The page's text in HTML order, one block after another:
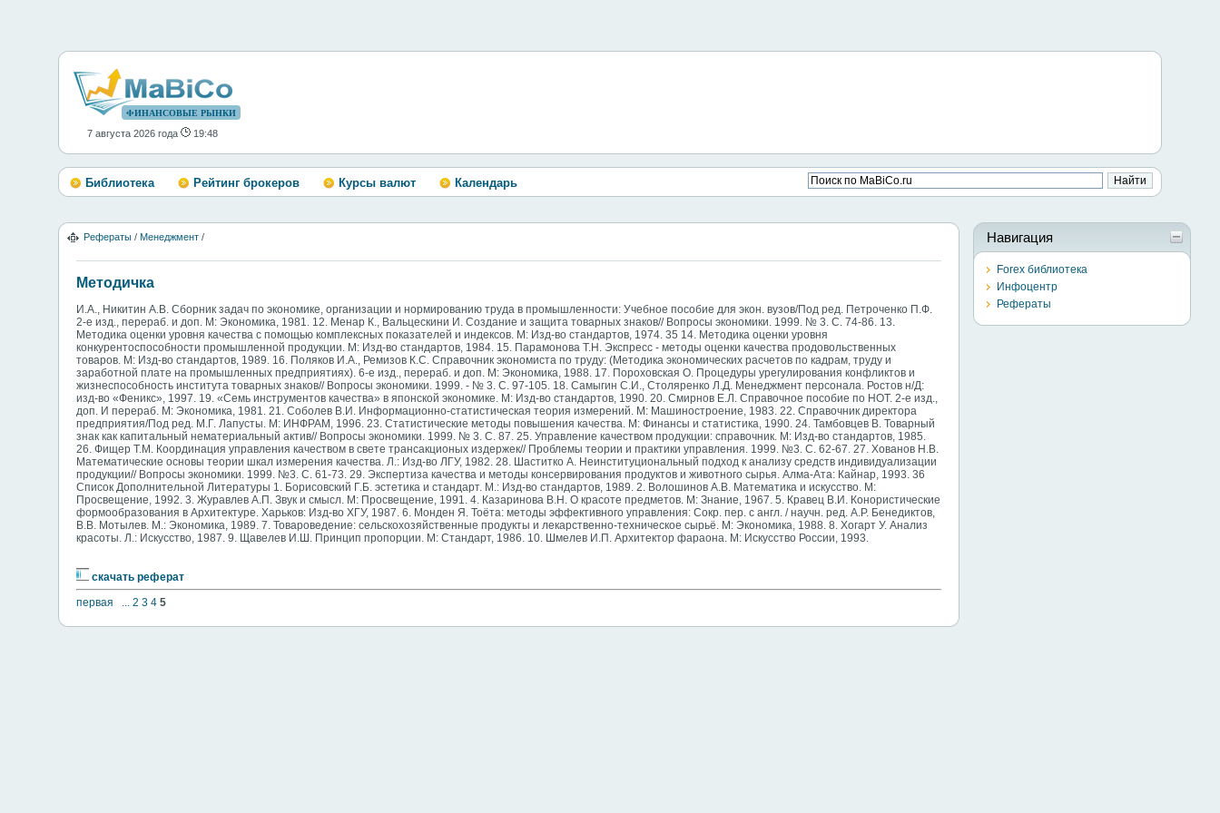
ФИНАНСОВЫЕ РЫНКИ
7 августа 2026 года 19:48
Библиотека Рейтинг брокеров Курсы валют Календарь
Рефераты / Менеджмент /
Методичка
И.А., Никитин А.В. Сборник задач по экономике, организации и нормированию труда в промышленности: Учебное пособие для экон. вузов/Под ред. Петроченко П.Ф.
2-е изд., перераб. и доп. М: Экономика, 1981. 12. Менар К., Вальцескини И. Создание и защита товарных знаков// Вопросы экономики. 1999. № 3. С. 74-86. 13.
Методика оценки уровня качества с помощью комплексных показателей и индексов. М: Изд-во стандартов, 1974. 35 14. Методика оценки уровня
конкурентоспособности промышленной продукции. М: Изд-во стандартов, 1984. 15. Парамонова Т.Н. Экспресс - методы оценки качества продовольственных
товаров. М: Изд-во стандартов, 1989. 16. Поляков И.А., Ремизов К.С. Справочник экономиста по труду: (Методика экономических расчетов по кадрам, труду и
заработной плате на промышленных предприятиях). 6-е изд., перераб. и доп. М: Экономика, 1988. 17. Пороховская О. Процедуры урегулирования конфликтов и
жизнеспособность института товарных знаков// Вопросы экономики. 1999. - № 3. С. 97-105. 18. Самыгин С.И., Столяренко Л.Д. Менеджмент персонала. Ростов н/Д:
изд-во «Феникс», 1997. 19. «Семь инструментов качества» в японской экономике. М: Изд-во стандартов, 1990. 20. Смирнов Е.Л. Справочное пособие по НОТ. 2-е изд.,
доп. И перераб. М: Экономика, 1981. 21. Соболев В.И. Информационно-статистическая теория измерений. М: Машиностроение, 1983. 22. Справочник директора
предприятия/Под ред. М.Г. Лапусты. М: ИНФРАМ, 1996. 23. Статистические методы повышения качества. М: Финансы и статистика, 1990. 24. Тамбовцев В. Товарный
знак как капитальный нематериальный актив// Вопросы экономики. 1999. № 3. С. 87. 25. Управление качеством продукции: справочник. М: Изд-во стандартов, 1985.
26. Фищер Т.М. Координация управления качеством в свете трансакционых издержек// Проблемы теории и практики управления. 1999. №3. С. 62-67. 27. Хованов Н.В.
Математические основы теории шкал измерения качества. Л.: Изд-во ЛГУ, 1982. 28. Шаститко А. Неинституциональный подход к анализу средств индивидуализации
продукции// Вопросы экономики. 1999. №3. С. 61-73. 29. Экспертиза качества и методы консервирования продуктов и животного сырья. Алма-Ата: Кайнар, 1993. 36
Список Дополнительной Литературы 1. Борисовский Г.Б. эстетика и стандарт. М.: Изд-во стандартов, 1989. 2. Волошинов А.В. Математика и искусство. М:
Просвещение, 1992. 3. Журавлев А.П. Звук и смысл. М: Просвещение, 1991. 4. Казаринова В.Н. О красоте предметов. М: Знание, 1967. 5. Кравец В.И. Конористические
формообразования в Архитектуре. Харьков: Изд-во ХГУ, 1987. 6. Монден Я. Тоёта: методы эффективного управления: Сокр. пер. с англ. / научн. ред. А.Р. Бенедиктов,
В.В. Мотылев. М.: Экономика, 1989. 7. Товароведение: сельскохозяйственные продукты и лекарственно-техническое сырьё. М: Экономика, 1988. 8. Хогарт У. Анализ
красоты. Л.: Искусство, 1987. 9. Щавелев И.Ш. Принцип пропорции. М: Стандарт, 1986. 10. Шмелев И.П. Архитектор фараона. М: Искусство России, 1993.
скачать реферат
первая
... 2 3 4 5
Навигация
Forex библиотека
Инфоцентр
Рефераты